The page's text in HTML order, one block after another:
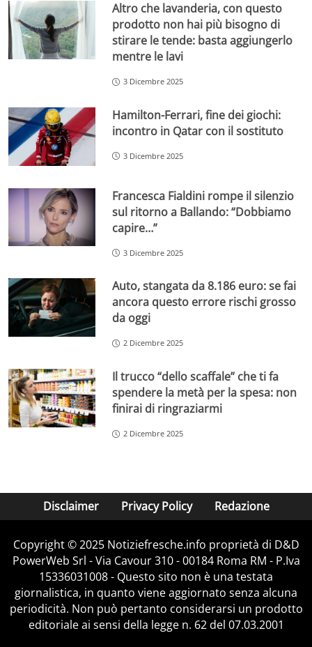
Altro che lavanderia, con questo
prodotto non hai più bisogno di
stirare le tende: basta aggiungerlo
mentre le lavi
3 Dicembre 2025
Hamilton-Ferrari, fine dei giochi:
incontro in Qatar con il sostituto
3 Dicembre 2025
Francesca Fialdini rompe il silenzio
sul ritorno a Ballando: “Dobbiamo
capire…”
3 Dicembre 2025
Auto, stangata da 8.186 euro: se fai
ancora questo errore rischi grosso
da oggi
2 Dicembre 2025
Il trucco “dello scaffale” che ti fa
spendere la metà per la spesa: non
finirai di ringraziarmi
2 Dicembre 2025
Disclaimer Privacy Policy Redazione
Copyright © 2025 Notiziefresche.info proprietà di D&D
PowerWeb Srl - Via Cavour 310 - 00184 Roma RM - P.Iva
15336031008 - Questo sito non è una testata
giornalistica, in quanto viene aggiornato senza alcuna
periodicità. Non può pertanto considerarsi un prodotto
editoriale ai sensi della legge n. 62 del 07.03.2001